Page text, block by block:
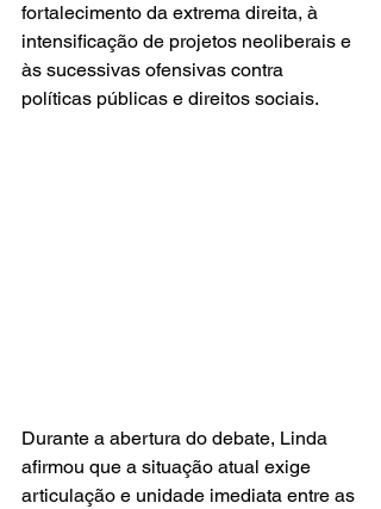
fortalecimento da extrema direita, à
intensificação de projetos neoliberais e
às sucessivas ofensivas contra
políticas públicas e direitos sociais.
Durante a abertura do debate, Linda
afirmou que a situação atual exige
articulação e unidade imediata entre as